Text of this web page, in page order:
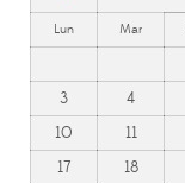
Lun Mar
3
4
10
11
17
18